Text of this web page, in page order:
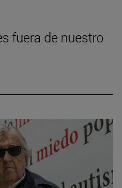
fuera de nuestro